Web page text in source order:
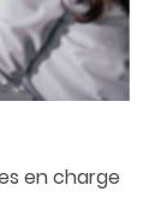
en charge